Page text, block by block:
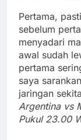
Pertama,
sebelum
menyadari
awal sudah
pertama
saya
jaringan
Argentina vs
Pukul 23.00